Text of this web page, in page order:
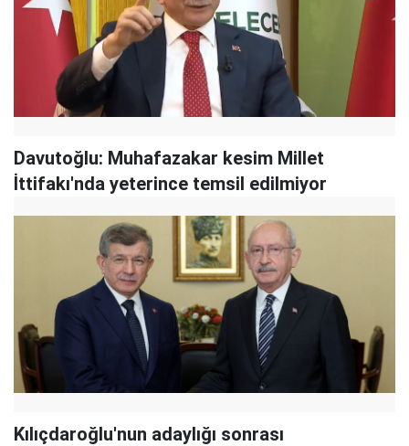
Davutoğlu: Muhafazakar kesim Millet
İttifakı'nda yeterince temsil edilmiyor
Kılıçdaroğlu'nun adaylığı sonrası